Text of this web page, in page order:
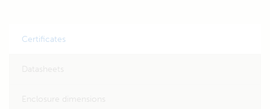
Certificates